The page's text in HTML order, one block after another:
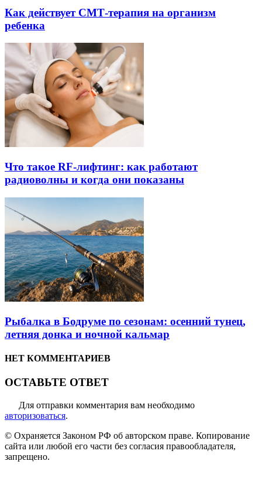
Как действует СМТ-терапия на организм
ребенка
Что такое RF-лифтинг: как работают
радиоволны и когда они показаны
Рыбалка в Бодруме по сезонам: осенний тунец,
летняя донка и ночной кальмар
НЕТ КОММЕНТАРИЕВ
ОСТАВЬТЕ ОТВЕТ
Для отправки комментария вам необходимо
авторизоваться.
© Охраняется Законом РФ об авторском праве. Копирование
сайта или любой его части без согласия правообладателя,
запрещено.